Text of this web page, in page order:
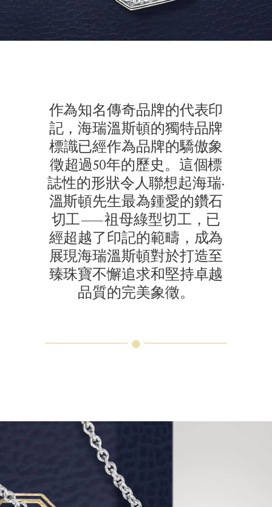
作為知名傳奇品牌的代表印
記，海瑞溫斯頓的獨特品牌
標識已經作為品牌的驕⁠傲⁠象
徵超過50年的歷史。這個標
誌性的形狀令人聯想起海瑞·
溫斯頓先生最為鍾愛的鑽石
切工——祖母綠型切工，已
經超越了印記的範疇，成為
展現海瑞溫斯頓對於打造至
臻珠寶不懈追求和堅持卓越
品質的完美象徵。